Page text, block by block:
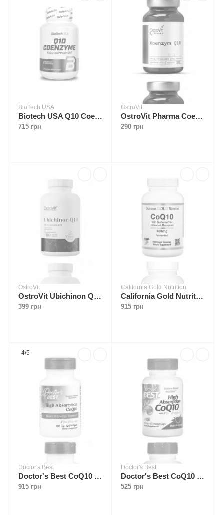
BioTech USA
Biotech USA Q10 Coenzyme 60 caps
715 грн
OstroVit
OstroVit Pharma Coenzyme Q10 30 caps
290 грн
OstroVit
OstroVit Ubichinon Q10 Vege 100 mg 100 caps
399 грн
California Gold Nutrition
California Gold Nutrition CoQ10 100 mg with BioPerine 150 veggie caps
915 грн
4/5
Doctor's Best
Doctor's Best CoQ10 100 mg with BioPerine 120 softgels
915 грн
Doctor's Best
Doctor's Best CoQ10 100 mg with BioPerine 60 veggie caps
525 грн